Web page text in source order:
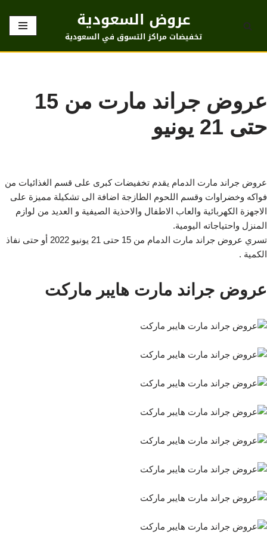
تخطى
عروض السعودية
تخفيضات مراكز التسوق في السعودية
عروض جراند مارت من 15
حتى 21 يونيو
عروض جراند مارت الدمام يقدم تخفيضات كبرى على قسم الغذائيات من
فواكه وخضراوات وقسم اللحوم الطازجة اضافة الى تشكيلة مميزة على
الاجهزة الكهربائية والعاب الاطفال والاحذية الصيفية و العديد من لوازم
المنزل واحتياجاته اليومية.
تسري عروض جراند مارت الدمام من 15 حتى 21 يونيو 2022 أو حتى نفاذ
الكمية .
عروض جراند مارت هايبر ماركت